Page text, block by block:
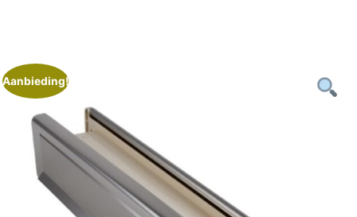
Aanbieding!